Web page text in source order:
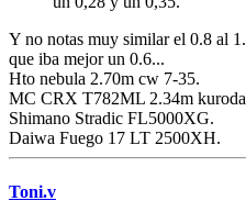
Y no notas muy similar el 0.8 al
que iba mejor un 0.6...
Hto nebula 2.70m cw 7-35.
MC CRX T782ML 2.34m
Shimano Stradic FL5000XG.
Daiwa Fuego 17 LT 2500XH.
Toni.v